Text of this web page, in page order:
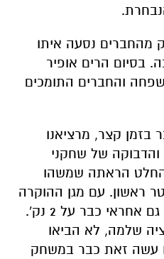
מהחברים נסעה איתו
בסיום הרים אופיר
והחברים התומכים
בזמן קצר, מרציאנו
של שחקני
הראתה שמשהו
ראשון. עם מגן ההוקרה
על הופעה הראשונה הוא גם אחראי כבר על 2 נק'.
שלמה, לא הביאו
עשה זאת כבר במשחק